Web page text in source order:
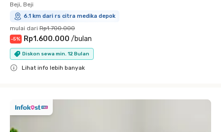
Beji, Beji
6.1 km dari rs citra medika depok
mulai dari Rp1.700.000
-5% Rp1.600.000 /bulan
Diskon sewa min. 12 Bulan
Lihat info lebih banyak